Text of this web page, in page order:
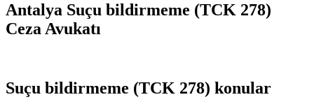
Antalya Suçu bildirmeme (TCK 278)
Ceza Avukatı
Suçu bildirmeme (TCK 278) konular